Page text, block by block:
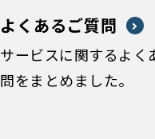
よくあるご質問
サービスに関するよく
問をまとめました。